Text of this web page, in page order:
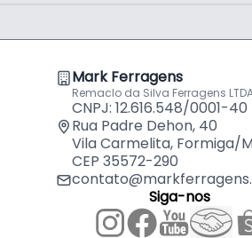
Mark Ferragens
Remaclo da Silva Ferragens
CNPJ: 12.616.548/0001-40
Rua Padre Dehon, 40
Vila Carmelita, Formiga/
CEP 35572-290
Siga-nos